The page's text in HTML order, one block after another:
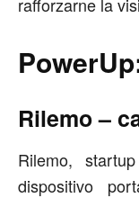
Rilemo –
Rilemo,
dispositivo